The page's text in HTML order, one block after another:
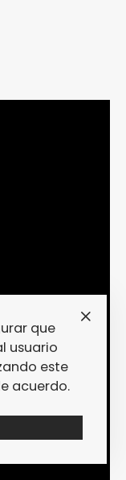
que
usuario
este
acuerdo.